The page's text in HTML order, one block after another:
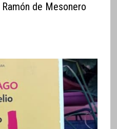
de Mesonero